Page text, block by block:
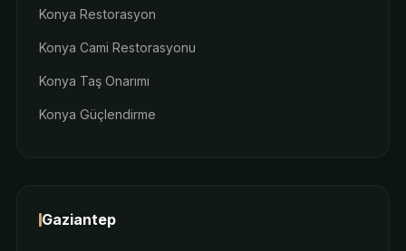
Konya Restorasyon
Konya Cami Restorasyonu
Konya Taş Onarımı
Konya Güçlendirme
Gaziantep